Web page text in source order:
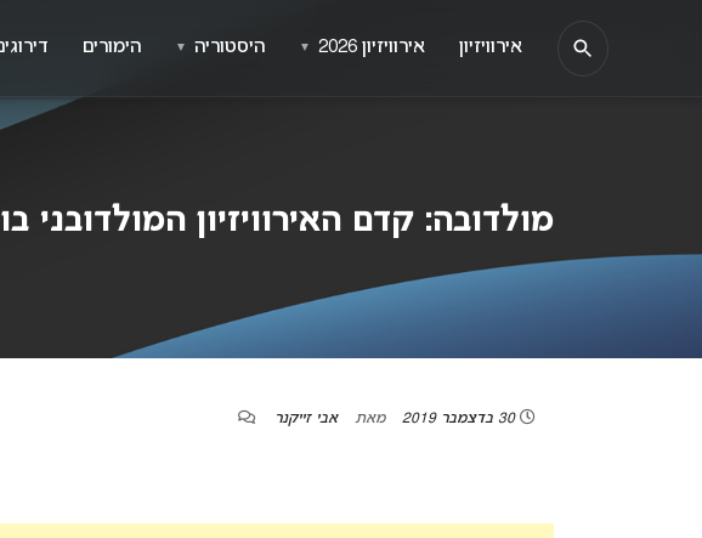
מולדובה: קדם האירוויזיון המולדובני
30 בדצמבר 2019 מאת אבי זייקנר
אירוויזיון אירוויזיון 2026 ▼ היסטוריה ▼ הימורים